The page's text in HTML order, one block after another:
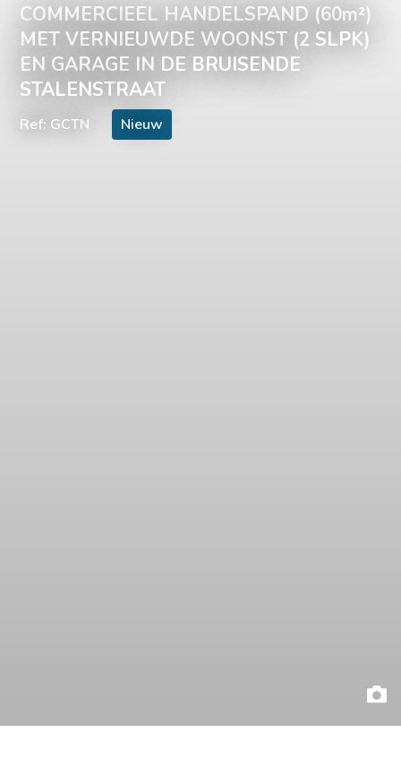
COMMERCIEEL HANDELSPAND (60m²)
MET VERNIEUWDE WOONST (2 SLPK)
EN GARAGE IN DE BRUISENDE
STALENSTRAAT
Ref: GCTN Nieuw